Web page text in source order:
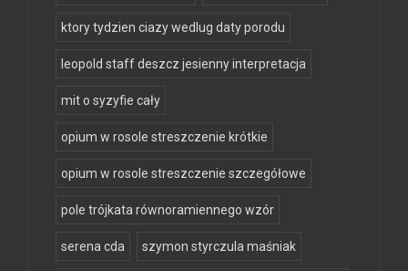
ktory tydzien ciazy wedlug daty porodu
leopold staff deszcz jesienny interpretacja
mit o syzyfie cały
opium w rosole streszczenie krótkie
opium w rosole streszczenie szczegółowe
pole trójkata równoramiennego wzór
serena cda szymon styrczula maśniak